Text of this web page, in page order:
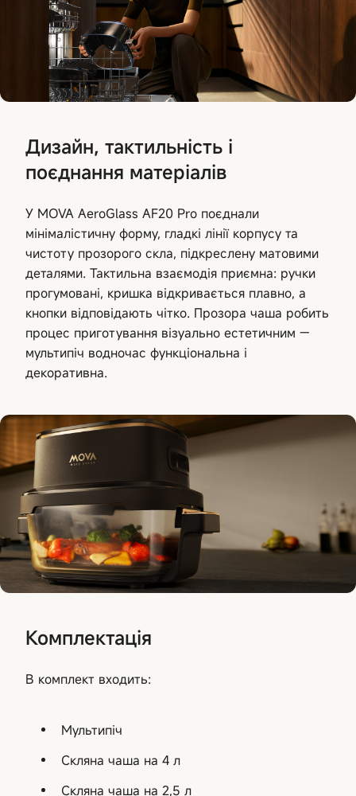
Дизайн, тактильність і
поєднання матеріалів
У MOVA AeroGlass AF20 Pro поєднали
мінімалістичну форму, гладкі лінії корпусу та
чистоту прозорого скла, підкреслену матовими
деталями. Тактильна взаємодія приємна: ручки
прогумовані, кришка відкривається плавно, а
кнопки відповідають чітко. Прозора чаша робить
процес приготування візуально естетичним —
мультипіч водночас функціональна і
декоративна.
Комплектація
В комплект входить:
Мультипіч
Скляна чаша на 4 л
Скляна чаша на 2,5 л